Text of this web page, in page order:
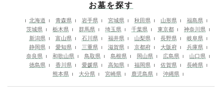
お墓を探す
北海道 青森県 岩手県 宮城県 秋田県 山形県
福島県
茨城県
栃木県 群馬県 埼玉県 千葉県 東京都
神奈川県
新潟県
富山県 石川県 福井県 山梨県 長野県
岐阜県
静岡県
愛知県 三重県 滋賀県 京都府 大阪府
兵庫県
奈良県
和歌山県 鳥取県 島根県 岡山県 広島県
山口県
徳島県
香川県 愛媛県 高知県 福岡県 佐賀県
長崎県
熊本県
大分県 宮崎県 鹿児島県 沖縄県